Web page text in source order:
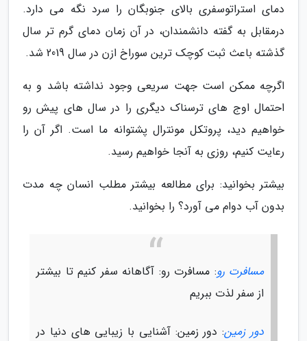
دمای استراتوسفری بالای جنوبگان را سرد نگه می دارد.
درمقابل به گفته دانشمندان، در آن زمان دمای گرم تر سال
گذشته باعث ثبت کوچک ترین سوراخ ازن در سال 2019 شد.
اگرچه ممکن است جهت سریعی وجود نداشته باشد و به
احتمال اوج های ترسناک دیگری را در سال های پیش رو
خواهیم دید، پروتکل مونترال پشتوانه ما است. اگر آن را
رعایت کنیم، روزی به آنجا خواهیم رسید.
بیشتر بخوانید: برای مطالعه بیشتر مطلب انسان چه مدت
بدون آب دوام می آورد؟ را بخوانید.
مسافرت رو: مسافرت رو: آگاهانه سفر کنیم تا بیشتر
از سفر لذت ببریم
دور زمین: دور زمین: آشنایی با زیبایی های دنیا در